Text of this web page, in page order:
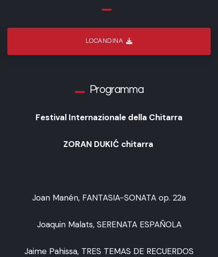
LOCANDINA
Programma
Festival Internazionale della Chitarra
ZORAN DUKIĆ chitarra
Joan Manén, FANTASIA-SONATA op. 22a
Joaquin Malats, SERENATA ESPAÑOLA
Jaime Pahissa, TRES TEMAS DE RECUERDOS